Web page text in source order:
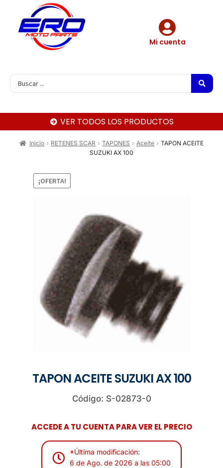
Mi cuenta
VER TODOS LOS PRODUCTOS
Inicio RETENES SCAR TAPONES Aceite
TAPON ACEITE
SUZUKI AX 100
¡OFERTA!
TAPON ACEITE SUZUKI AX 100
Código: S-02873-0
ACCEDE A TU CUENTA PARA VER EL PRECIO
*Última modificación:
6 de Ago. de 2026 a las 05:00